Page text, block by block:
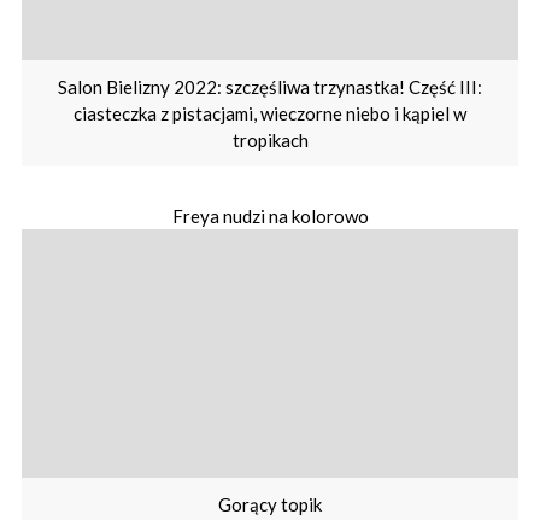
Salon Bielizny 2022: szczęśliwa trzynastka! Część III:
ciasteczka z pistacjami, wieczorne niebo i kąpiel w
tropikach
Freya nudzi na kolorowo
Gorący topik